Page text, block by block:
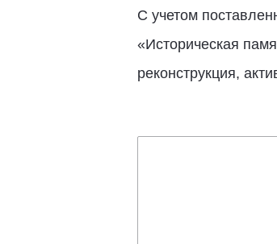
С учетом
«Историческая
реконструкция,